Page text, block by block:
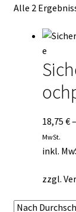
Mein Konto
Mein Konto
Vertrag
Warenkorb
Alle 2
18,75 €–
MwSt.
inkl.
zzgl.